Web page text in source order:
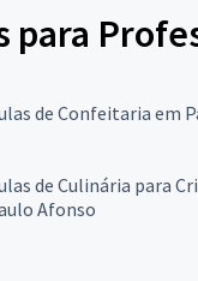
para
de Confeitaria em
de Culinária para
Afonso